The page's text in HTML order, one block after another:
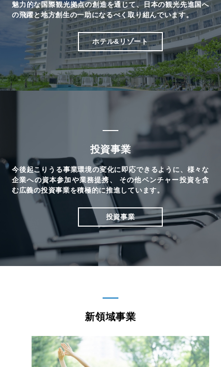
魅力的な国際観光拠点の創造を通じて、日本の観光先進国へ
の飛躍と地方創生の一助になるべく取り組んでいます。
ホテル&リゾート
投資事業
今後起こりうる事業環境の変化に即応できるように、様々な
企業への資本参加や業務提携、
その他ベンチャー投資を含
む広義の投資事業を積極的に推進しています。
投資事業
新領域事業